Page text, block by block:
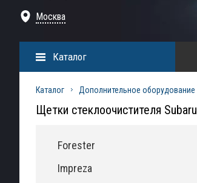
Москва
Каталог
Каталог Дополнительное оборудование
Щетки стеклоочистителя Subaru
Forester
Impreza